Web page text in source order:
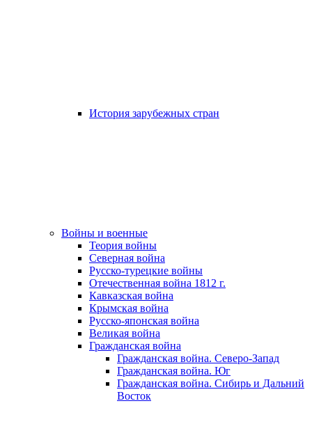
История зарубежных стран
Войны и военные
Теория войны
Северная война
Русско-турецкие войны
Отечественная война 1812 г.
Кавказская война
Крымская война
Русско-японская война
Великая война
Гражданская война
Гражданская война. Северо-Запад
Гражданская война. Юг
Гражданская война. Сибирь и Дальний
Восток